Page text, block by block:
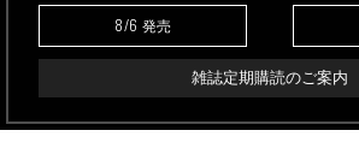
8/6 発売
雑誌定期購読のご案内